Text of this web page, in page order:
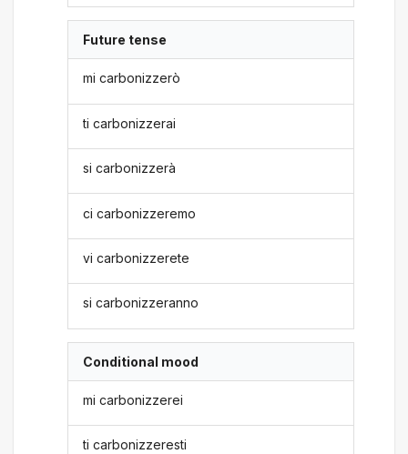
Future tense
mi carbonizzerò
ti carbonizzerai
si carbonizzerà
ci carbonizzeremo
vi carbonizzerete
si carbonizzeranno
Conditional mood
mi carbonizzerei
ti carbonizzeresti